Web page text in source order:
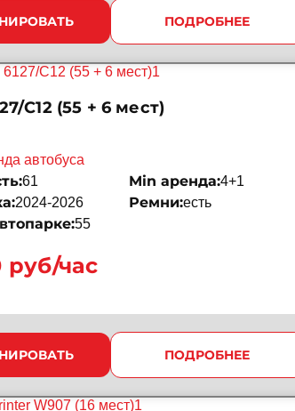
ПОДРОБНЕЕ
С12 (55 + 6 мест)
руб/час
автобуса
61 Min аренда:4+1
2024-2026 Ремни:есть
55
ПОДРОБНЕЕ